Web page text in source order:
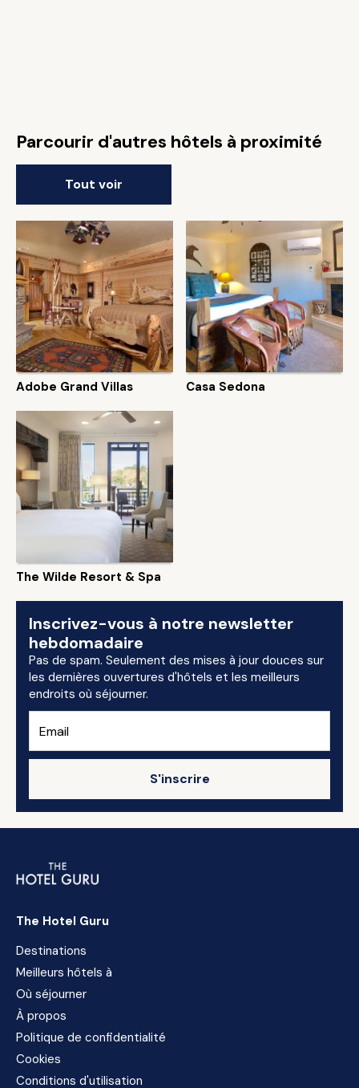
Parcourir d'autres hôtels à proximité
Tout voir
Adobe Grand Villas Casa Sedona
The Wilde Resort & Spa
Inscrivez-vous à notre newsletter
hebdomadaire
Pas de spam. Seulement des mises à jour douces sur
les dernières ouvertures d'hôtels et les meilleurs
endroits où séjourner.
S'inscrire
The Hotel Guru
Destinations
Meilleurs hôtels à
Où séjourner
À propos
Politique de confidentialité
Cookies
Conditions d'utilisation